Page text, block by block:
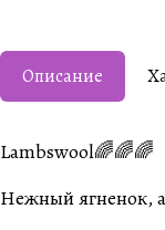
Описание
Lambswool🌈🌈🌈
Нежный ягненок,